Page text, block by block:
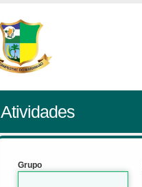
Atividades
Grupo